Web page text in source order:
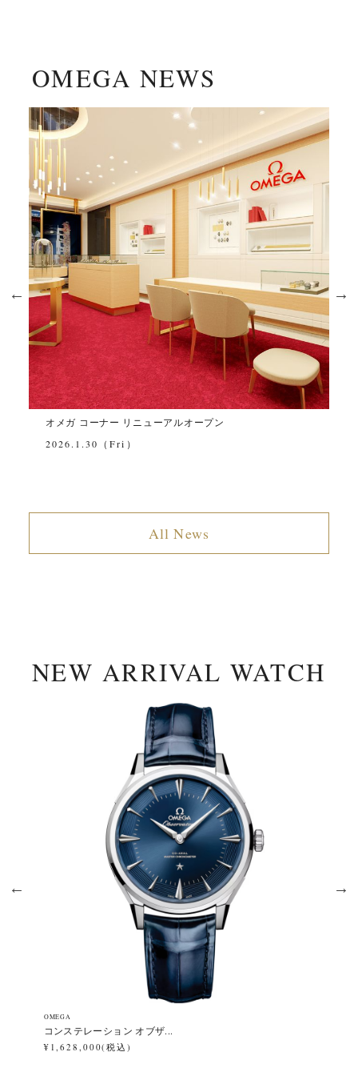
OMEGA NEWS
オメガ コーナー リニューアルオープン
2026.1.30（Fri）
All News
NEW ARRIVAL WATCH
OMEGA
コンステレーション オブザ...
¥1,628,000(税込)